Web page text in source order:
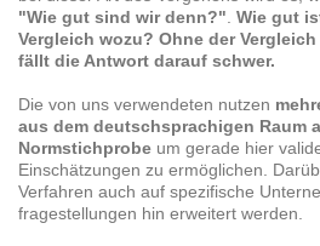
"Wie gut sind wir denn?" Wie gut
Vergleich wozu? Ohne der
fällt die Antwort darauf schwer.
Die von uns verwendeten nutzen
aus dem deutschsprachigen Raum
Normstichprobe um gerade hier
Einschätzungen zu ermöglichen.
Verfahren auch auf spezifische
fragestellungen hin erweitert werden.